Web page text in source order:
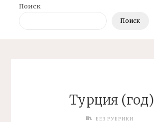
Поиск
Поиск
Турция (год)
БЕЗ РУБРИКИ